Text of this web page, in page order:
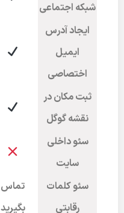
شبکه اجتماعی
ایجاد آدرس
ایمیل
اختصاصی
ثبت مکان در
نقشه گوگل
سئو داخلی
سایت
سئو کلمات
رقابتی
تماس
بگیرید